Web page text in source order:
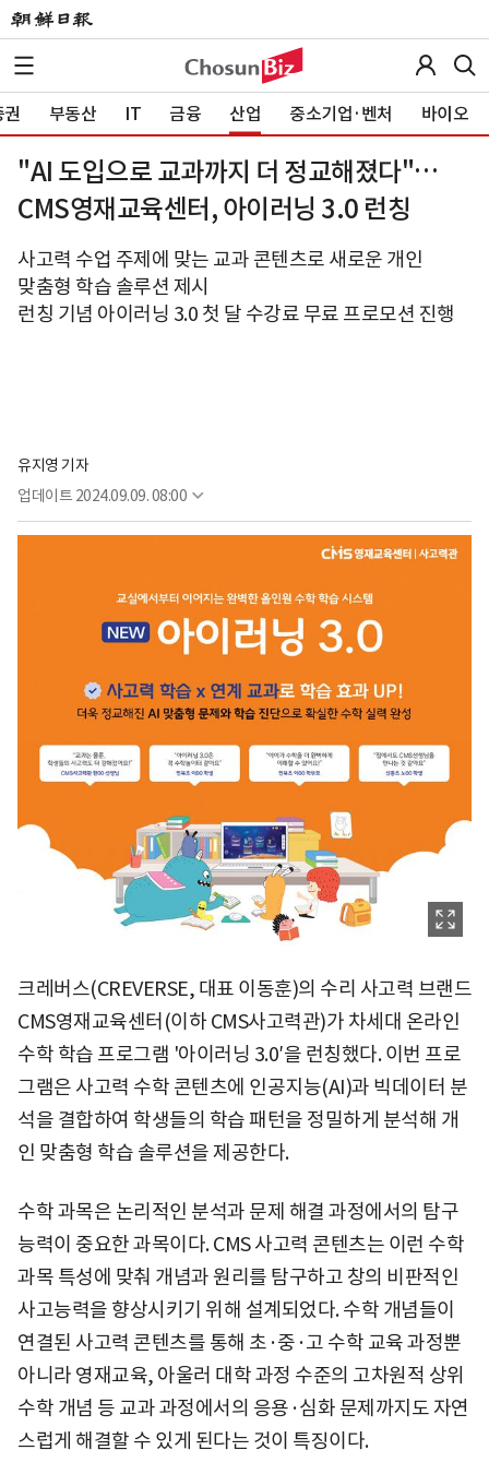
부동산 IT 금융 산업 중소기업·벤처 바이오
"AI 도입으로 교과까지 더 정교해졌다"…
CMS영재교육센터, 아이러닝 3.0 런칭
사고력 수업 주제에 맞는 교과 콘텐츠로 새로운 개인
맞춤형 학습 솔루션 제시
런칭 기념 아이러닝 3.0 첫 달 수강료 무료 프로모션 진행
유지영 기자
업데이트 2024.09.09. 08:00
크레버스(CREVERSE, 대표 이동훈)의 수리 사고력 브랜드
CMS영재교육센터(이하 CMS사고력관)가 차세대 온라인
수학 학습 프로그램 '아이러닝 3.0′을 런칭했다. 이번 프로
그램은 사고력 수학 콘텐츠에 인공지능(AI)과 빅데이터 분
석을 결합하여 학생들의 학습 패턴을 정밀하게 분석해 개
인 맞춤형 학습 솔루션을 제공한다.
수학 과목은 논리적인 분석과 문제 해결 과정에서의 탐구
능력이 중요한 과목이다. CMS 사고력 콘텐츠는 이런 수학
과목 특성에 맞춰 개념과 원리를 탐구하고 창의 비판적인
사고능력을 향상시키기 위해 설계되었다. 수학 개념들이
연결된 사고력 콘텐츠를 통해 초·중·고 수학 교육 과정뿐
아니라 영재교육, 아울러 대학 과정 수준의 고차원적 상위
수학 개념 등 교과 과정에서의 응용·심화 문제까지도 자연
스럽게 해결할 수 있게 된다는 것이 특징이다.